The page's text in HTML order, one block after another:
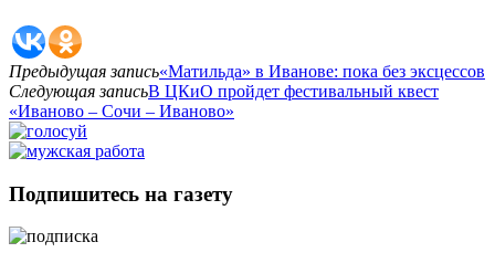
Предыдущая запись«Матильда» в Иванове: пока без эксцессов
Следующая записьВ ЦКиО пройдет фестивальный квест
«Иваново – Сочи – Иваново»
Подпишитесь на газету